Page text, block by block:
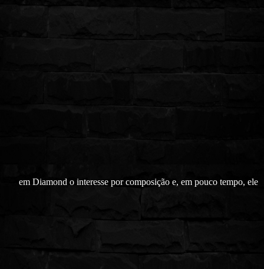
em Diamond o interesse por composição e, em pouco tempo, ele